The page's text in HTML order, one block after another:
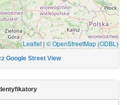
Leaflet | © OpenStreetMap (ODBL)
Google Street View